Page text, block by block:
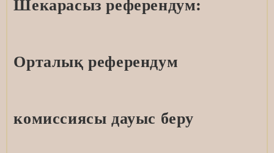
Орталық референдум
комиссиясы дауыс беру